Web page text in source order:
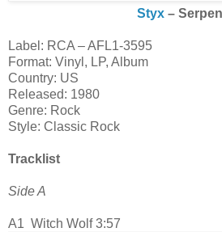
Styx‎–
Label: RCA ‎– AFL1-3595
Format: Vinyl, LP, Album
Country: US
Released: 1980
Genre: Rock
Style: Classic Rock
Tracklist
Side A
A1 Witch Wolf 3:57